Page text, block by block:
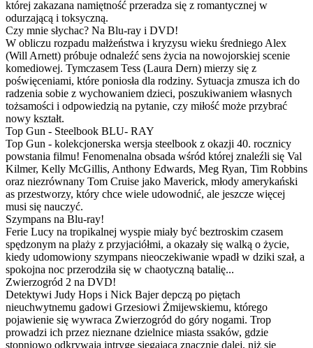
której zakazana namiętność przeradza się z romantycznej w
odurzającą i toksyczną.
Czy mnie słychac? Na Blu-ray i DVD!
W obliczu rozpadu małżeństwa i kryzysu wieku średniego Alex
(Will Arnett) próbuje odnaleźć sens życia na nowojorskiej scenie
komediowej. Tymczasem Tess (Laura Dern) mierzy się z
poświęceniami, które poniosła dla rodziny. Sytuacja zmusza ich do
radzenia sobie z wychowaniem dzieci, poszukiwaniem własnych
tożsamości i odpowiedzią na pytanie, czy miłość może przybrać
nowy kształt.
Top Gun - Steelbook BLU- RAY
Top Gun - kolekcjonerska wersja steelbook z okazji 40. rocznicy
powstania filmu! Fenomenalna obsada wśród której znaleźli się Val
Kilmer, Kelly McGillis, Anthony Edwards, Meg Ryan, Tim Robbins
oraz niezrównany Tom Cruise jako Maverick, młody amerykański
as przestworzy, który chce wiele udowodnić, ale jeszcze więcej
musi się nauczyć.
Szympans na Blu-ray!
Ferie Lucy na tropikalnej wyspie miały być beztroskim czasem
spędzonym na plaży z przyjaciółmi, a okazały się walką o życie,
kiedy udomowiony szympans nieoczekiwanie wpadł w dziki szał, a
spokojna noc przerodziła się w chaotyczną batalię...
Zwierzogród 2 na DVD!
Detektywi Judy Hops i Nick Bajer depczą po piętach
nieuchwytnemu gadowi Grzesiowi Żmijewskiemu, którego
pojawienie się wywraca Zwierzogród do góry nogami. Trop
prowadzi ich przez nieznane dzielnice miasta ssaków, gdzie
stopniowo odkrywają intrygę sięgającą znacznie dalej, niż się